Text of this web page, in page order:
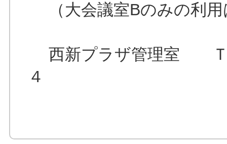
（大会議室Bのみの利用
西新プラザ管理室 Ｔ
４